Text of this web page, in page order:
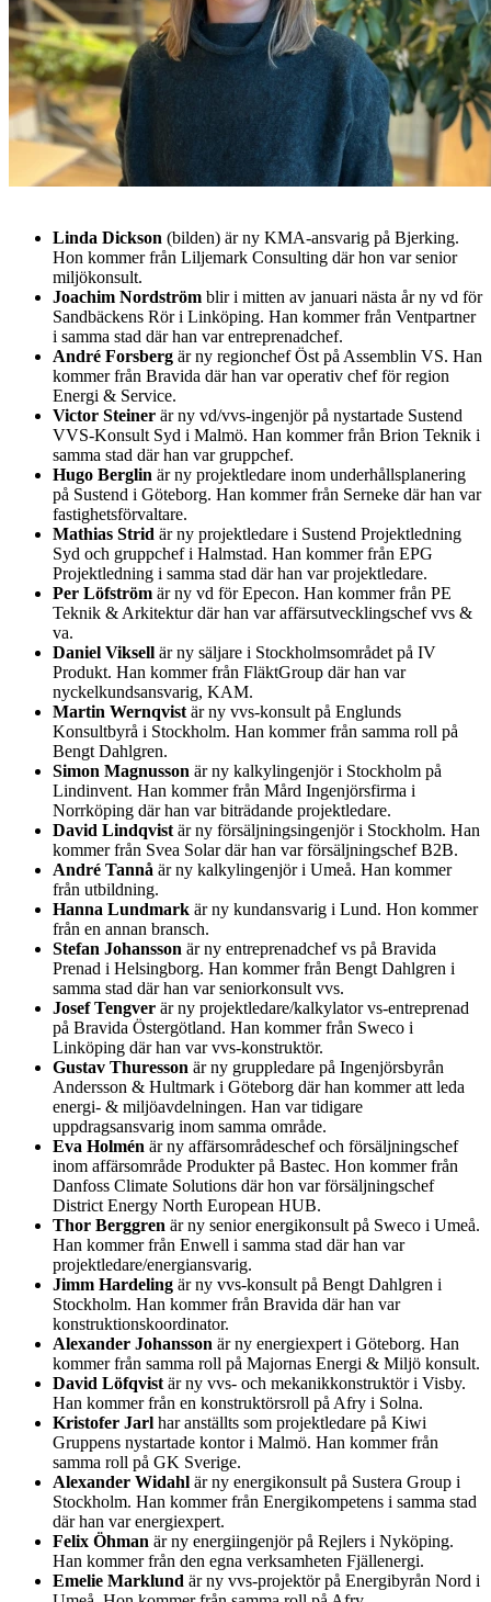
Linda Dickson (bilden) är ny KMA-ansvarig på Bjerking.
Hon kommer från Liljemark Consulting där hon var senior
miljökonsult.
Joachim Nordström blir i mitten av januari nästa år ny vd för
Sandbäckens Rör i Linköping. Han kommer från Ventpartner
i samma stad där han var entreprenadchef.
André Forsberg är ny regionchef Öst på Assemblin VS. Han
kommer från Bravida där han var operativ chef för region
Energi & Service.
Victor Steiner är ny vd/vvs-ingenjör på nystartade Sustend
VVS-Konsult Syd i Malmö. Han kommer från Brion Teknik i
samma stad där han var gruppchef.
Hugo Berglin är ny projektledare inom underhållsplanering
på Sustend i Göteborg. Han kommer från Serneke där han var
fastighetsförvaltare.
Mathias Strid är ny projektledare i Sustend Projektledning
Syd och gruppchef i Halmstad. Han kommer från EPG
Projektledning i samma stad där han var projektledare.
Per Löfström är ny vd för Epecon. Han kommer från PE
Teknik & Arkitektur där han var affärsutvecklingschef vvs &
va.
Daniel Viksell är ny säljare i Stockholmsområdet på IV
Produkt. Han kommer från FläktGroup där han var
nyckelkundsansvarig, KAM.
Martin Wernqvist är ny vvs-konsult på Englunds
Konsultbyrå i Stockholm. Han kommer från samma roll på
Bengt Dahlgren.
Simon Magnusson är ny kalkylingenjör i Stockholm på
Lindinvent. Han kommer från Mård Ingenjörsfirma i
Norrköping där han var biträdande projektledare.
David Lindqvist är ny försäljningsingenjör i Stockholm. Han
kommer från Svea Solar där han var försäljningschef B2B.
André Tannå är ny kalkylingenjör i Umeå. Han kommer
från utbildning.
Hanna Lundmark är ny kundansvarig i Lund. Hon kommer
från en annan bransch.
Stefan Johansson är ny entreprenadchef vs på Bravida
Prenad i Helsingborg. Han kommer från Bengt Dahlgren i
samma stad där han var seniorkonsult vvs.
Josef Tengver är ny projektledare/kalkylator vs-entreprenad
på Bravida Östergötland. Han kommer från Sweco i
Linköping där han var vvs-konstruktör.
Gustav Thuresson är ny gruppledare på Ingenjörsbyrån
Andersson & Hultmark i Göteborg där han kommer att leda
energi- & miljöavdelningen. Han var tidigare
uppdragsansvarig inom samma område.
Eva Holmén är ny affärsområdeschef och försäljningschef
inom affärsområde Produkter på Bastec. Hon kommer från
Danfoss Climate Solutions där hon var försäljningschef
District Energy North European HUB.
Thor Berggren är ny senior energikonsult på Sweco i Umeå.
Han kommer från Enwell i samma stad där han var
projektledare/energiansvarig.
Jimm Hardeling är ny vvs-konsult på Bengt Dahlgren i
Stockholm. Han kommer från Bravida där han var
konstruktionskoordinator.
Alexander Johansson är ny energiexpert i Göteborg. Han
kommer från samma roll på Majornas Energi & Miljö konsult.
David Löfqvist är ny vvs- och mekanikkonstruktör i Visby.
Han kommer från en konstruktörsroll på Afry i Solna.
Kristofer Jarl har anställts som projektledare på Kiwi
Gruppens nystartade kontor i Malmö. Han kommer från
samma roll på GK Sverige.
Alexander Widahl är ny energikonsult på Sustera Group i
Stockholm. Han kommer från Energikompetens i samma stad
där han var energiexpert.
Felix Öhman är ny energiingenjör på Rejlers i Nyköping.
Han kommer från den egna verksamheten Fjällenergi.
Emelie Marklund är ny vvs-projektör på Energibyrån Nord i